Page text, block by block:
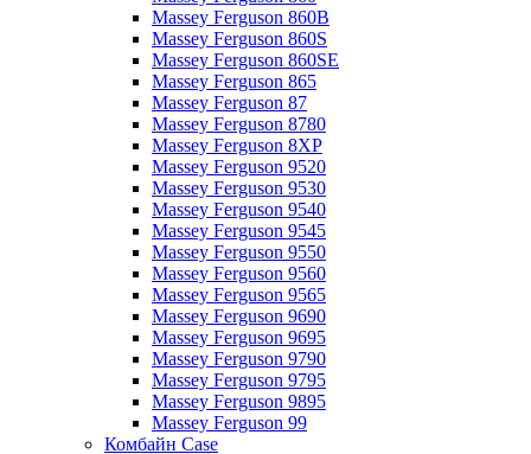
Massey Ferguson 860B
Massey Ferguson 860S
Massey Ferguson 860SE
Massey Ferguson 865
Massey Ferguson 87
Massey Ferguson 8780
Massey Ferguson 8XP
Massey Ferguson 9520
Massey Ferguson 9530
Massey Ferguson 9540
Massey Ferguson 9545
Massey Ferguson 9550
Massey Ferguson 9560
Massey Ferguson 9565
Massey Ferguson 9690
Massey Ferguson 9695
Massey Ferguson 9790
Massey Ferguson 9795
Massey Ferguson 9895
Massey Ferguson 99
Комбайн Case